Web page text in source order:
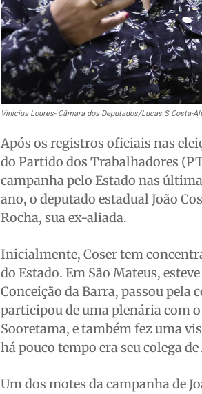
Vinicius Loures- Câmara dos Deputados/Lucas S Costa-
Após os registros oficiais nas
do Partido dos Trabalhadores
campanha pelo Estado nas
ano, o deputado estadual João
Rocha, sua ex-aliada.
Inicialmente, Coser tem
do Estado. Em São Mateus,
Conceição da Barra, passou pela
participou de uma plenária com
Sooretama, e também fez uma
há pouco tempo era seu colega
Um dos motes da campanha de